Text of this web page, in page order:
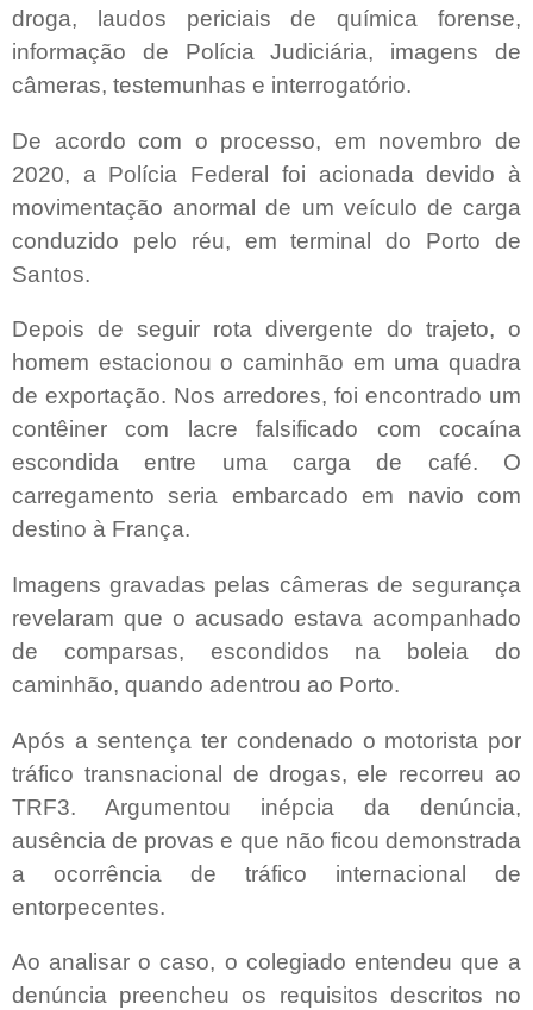
droga, laudos periciais de química forense,
informação de Polícia Judiciária, imagens de
câmeras, testemunhas e interrogatório.
De acordo com o processo, em novembro de
2020, a Polícia Federal foi acionada devido à
movimentação anormal de um veículo de carga
conduzido pelo réu, em terminal do Porto de
Santos.
Depois de seguir rota divergente do trajeto, o
homem estacionou o caminhão em uma quadra
de exportação. Nos arredores, foi encontrado um
contêiner com lacre falsificado com cocaína
escondida entre uma carga de café. O
carregamento seria embarcado em navio com
destino à França.
Imagens gravadas pelas câmeras de segurança
revelaram que o acusado estava acompanhado
de comparsas, escondidos na boleia do
caminhão, quando adentrou ao Porto.
Após a sentença ter condenado o motorista por
tráfico transnacional de drogas, ele recorreu ao
TRF3. Argumentou inépcia da denúncia,
ausência de provas e que não ficou demonstrada
a ocorrência de tráfico internacional de
entorpecentes.
Ao analisar o caso, o colegiado entendeu que a
denúncia preencheu os requisitos descritos no